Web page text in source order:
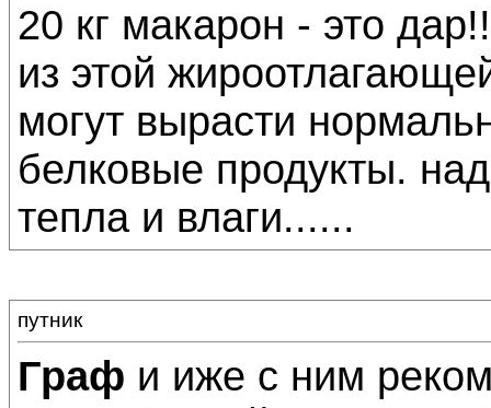
20 кг макарон - это
из этой
могут вырасти
белковые продукты.
тепла и влаги......
путник
Граф и иже с ним